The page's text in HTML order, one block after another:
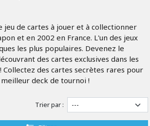
jeu de cartes à jouer et à collectionner
et en 2002 en France. L'un des jeux
les plus populaires. Devenez le
des cartes exclusives dans les
Collectez des cartes secrètes rares pour
deck de tournoi !
Trier par :